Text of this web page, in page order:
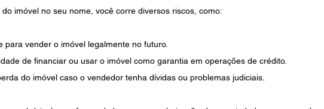
imóvel no seu nome, você corre diversos riscos, como:
para vender o imóvel legalmente no futuro.
de financiar ou usar o imóvel como garantia em operações de crédito.
do imóvel caso o vendedor tenha dívidas ou problemas judiciais.